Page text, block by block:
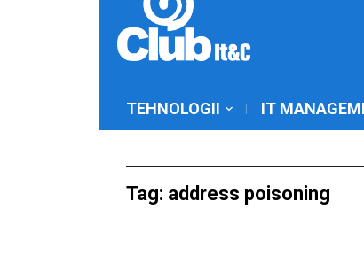
TEHNOLOGII IT
Tag: address poisoning